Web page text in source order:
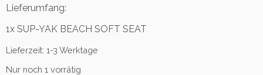
Lieferumfang:
1x SUP-YAK BEACH SOFT SEAT
Lieferzeit: 1-3 Werktage
Nur noch 1 vorrätig